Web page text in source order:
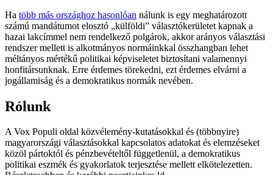
Ha több más országhoz hasonlóan nálunk is egy meghatározott
számú mandátumot elosztó „külföldi” választókerületet kapnak a
hazai lakcímmel nem rendelkező polgárok, akkor arányos választási
rendszer mellett is alkotmányos normáinkkal összhangban lehet
méltányos mértékű politikai képviseletet biztosítani valamennyi
honfitársunknak. Erre érdemes törekedni, ezt érdemes elvárni a
jogállamiság és a demokratikus normák nevében.
Rólunk
A Vox Populi oldal közvélemény-kutatásokkal és (többnyire)
magyarországi választásokkal kapcsolatos adatokat és elemzéseket
közöl pártoktól és pénzbevételtől függetlenül, a demokratikus
politikai eszmék és gyakorlatok terjesztése mellett elkötelezetten.